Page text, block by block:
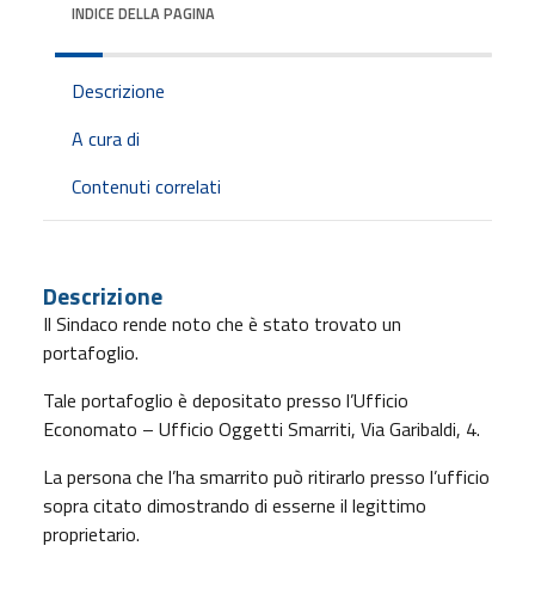
INDICE DELLA PAGINA
Descrizione
A cura di
Contenuti correlati
Descrizione
Il Sindaco rende noto che è stato trovato un
portafoglio.
Tale portafoglio è depositato presso l’Ufficio
Economato – Ufficio Oggetti Smarriti, Via Garibaldi, 4.
La persona che l’ha smarrito può ritirarlo presso l’ufficio
sopra citato dimostrando di esserne il legittimo
proprietario.